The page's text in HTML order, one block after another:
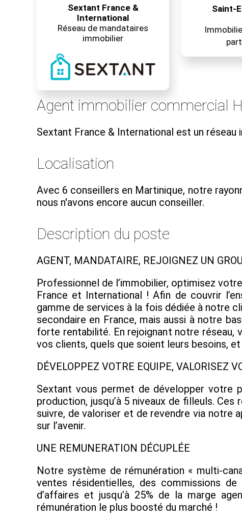
Sextant France &
International
Réseau de mandataires
immobilier
Saint-
Agent immobilier commercial
Sextant France & International est un
Localisation
Avec 6 conseillers en Martinique, notre
nous n'avons encore aucun conseiller.
Description du poste
AGENT, MANDATAIRE, REJOIGNEZ UN
Professionnel de l’immobilier, optimisez
France et International ! Afin de couvrir
gamme de services à la fois dédiée à notre
secondaire en France, mais aussi à notre
forte rentabilité. En rejoignant notre
vos clients, quels que soient leurs besoins,
DÉVELOPPEZ VOTRE EQUIPE, VALORISEZ
Sextant vous permet de développer votre
production, jusqu’à 5 niveaux de filleuls.
suivre, de valoriser et de revendre via notre
sur l’avenir.
UNE REMUNERATION DÉCUPLÉE
Notre système de rémunération « multi-
ventes résidentielles, des commissions
d’affaires et jusqu’à 25% de la marge
rémunération le plus boosté du marché !